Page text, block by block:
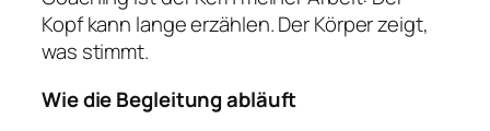
Kopf kann lange erzählen. Der Körper zeigt,
was stimmt.
Wie die Begleitung abläuft